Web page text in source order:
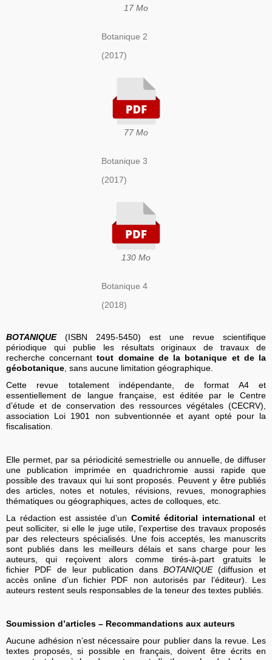
17 Mo
Botanique 2
(2017)
77 Mo
Botanique 3
(2017)
130 Mo
Botanique 4
(2018)
BOTANIQUE(ISBN 2495-5450) est une revue scientifique
périodique qui publie les résultats originaux de travaux de
recherche concernanttout domaine de la botanique et de la
géobotanique , sans aucune limitation géographique.
Cette revue totalement indépendante, de format A4 et
essentiellement de langue française, est éditée par le Centre
d’étude et de conservation des ressources végétales (CECRV),
association Loi 1901 non subventionnée et ayant opté pour la
fiscalisation.
Elle permet, par sa périodicité semestrielle ou annuelle, de diffuser
une publication imprimée en quadrichromie aussi rapide que
possible des travaux qui lui sont proposés. Peuvent y être publiés
des articles, notes et notules, révisions, revues, monographies
thématiques ou géographiques, actes de colloques, etc.
La rédaction est assistée d’un Comité éditorial international et
peut solliciter, si elle le juge utile, l’expertise des travaux proposés
par des relecteurs spécialisés. Une fois acceptés, les manuscrits
sont publiés dans les meilleurs délais et sans charge pour les
auteurs, qui reçoivent alors comme tirés-à-part gratuits le
fichier PDF de leur publication dans BOTANIQUE(diffusion et
accès online d’un fichier PDF non autorisés par l’éditeur). Les
auteurs restent seuls responsables de la teneur des textes publiés.
Soumission d’articles – Recommandations aux auteurs
Aucune adhésion n’est nécessaire pour publier dans la revue. Les
textes proposés, si possible en français, doivent être écrits en